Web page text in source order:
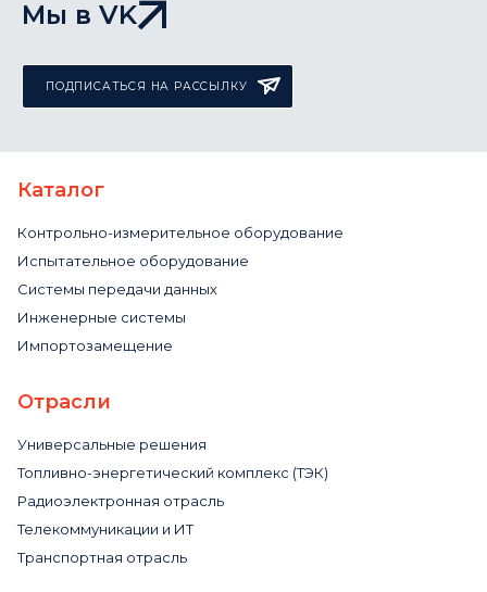
Мы в VK
ПОДПИСАТЬСЯ НА РАССЫЛКУ
Каталог
Контрольно-измерительное оборудование
Испытательное оборудование
Системы передачи данных
Инженерные системы
Импортозамещение
Отрасли
Универсальные решения
Топливно-энергетический комплекс (ТЭК)
Радиоэлектронная отрасль
Телекоммуникации и ИТ
Транспортная отрасль